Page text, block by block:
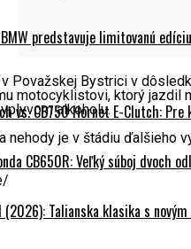
BMW predstavuje limitovanú
vs. CB750 Hornet E-Clutch:
CB650R: Veľký súboj dvoch
(2026): Talianska klasika s
Považskej Bystrici v
motocyklistovi, ktorý
alkoholu.
nehody je v štádiu ďalšieho